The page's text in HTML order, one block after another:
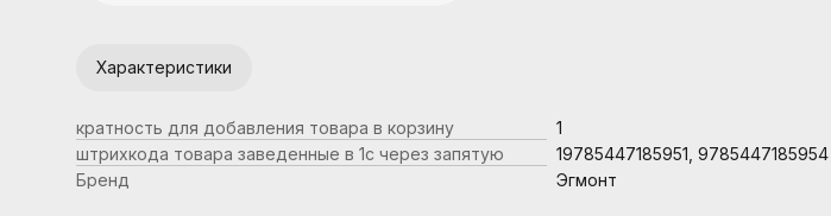
Характеристики
кратность для добавления товара в корзину
1
штрихкода товара заведенные в 1с через запятую
19785447185951, 9785447185954
Бренд
Эгмонт